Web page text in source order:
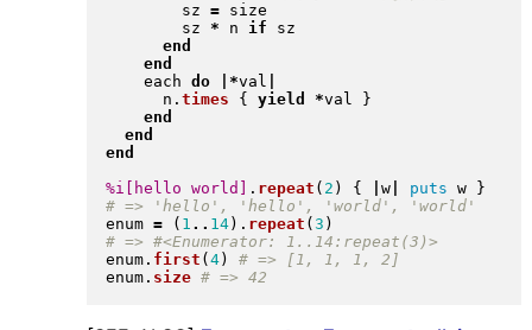
        sz
= size
        sz
* n if sz
end
end
    each
do *val
      n
. times { yield *val
}
end
end
end
%i[hello world]
. repeat ( 2 ) { w| puts w
}
enum = ( 1 .. 14) . repeat ( 3 )
enum. first ( 4)
enum. size